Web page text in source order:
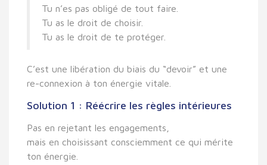
Tu n’es pas obligé de tout faire.
Tu as le droit de choisir.
Tu as le droit de te protéger.
C’est une libération du biais du “devoir” et une
re-connexion à ton énergie vitale
Solution 1 : Réécrire les règles intérieures
Pas en rejetant les engagements,
mais en choisissant consciemment ce qui mérite
ton énergie.